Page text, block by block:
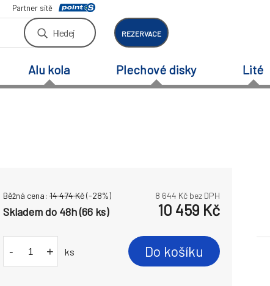
Partner sítě
Hledej REZERVACE
Alu kola Plechové disky Lité
Běžná cena: 14 474Kč(-28%) 8 644 Kč bez DPH
Skladem do 48h (66 ks) 10 459 Kč
- + ks Do košíku